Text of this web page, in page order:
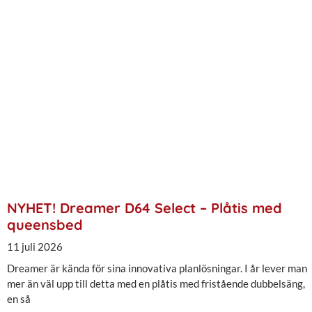
NYHET! Dreamer D64 Select – Plåtis med
queensbed
11 juli 2026
Dreamer är kända för sina innovativa planlösningar. I år lever man
mer än väl upp till detta med en plåtis med fristående dubbelsäng,
en så